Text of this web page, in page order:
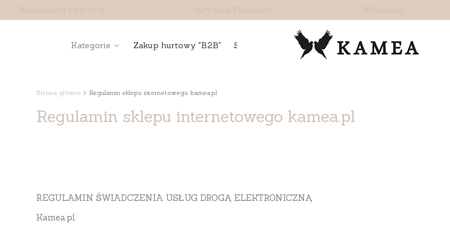
Kategorie Zakup hurtowy "B2B" Skontaktuj się z nami
Strona główna Regulamin sklepu internetowego kamea.pl
Regulamin sklepu internetowego kamea.pl
REGULAMIN ŚWIADCZENIA USŁUG DROGĄ ELEKTRONICZNĄ
Kamea.pl